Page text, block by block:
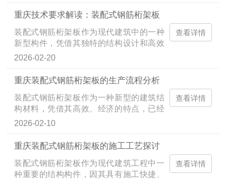
桁架板不仅具有较强的承载力和较好的抗
震性能，而且其施工便捷性和工期缩短的
特性也使其在众多建筑工程中获得广泛应
用。钢筋桁架板采用预制构件的形式，能
够在工厂完成...
重庆技术要求解读：装配式钢筋桁架板
装配式钢筋桁架板作为现代建筑中的一种
新型构件，凭借其独特的结构设计和高效
的施工方式，逐渐成为了行业发展的热
承载力和良好的施工便捷性，不仅大大减
少了现场施工的劳动强度，还能有效提高
建筑工程的施工速度。这种新型板材在满
足建筑物安全和稳定性的前提下，通过工
厂预制和现场快...
2026-02-20
查看详情
重庆装配式钢筋桁架板的生产流程分析
装配式钢筋桁架板作为一种新型的建筑结
构材料，凭借其高效、经济的特点，已经
在建筑行业中得到广泛应用。其主要优势
率，同时还具有较高的结构强度和耐久
性。随着技术的发展，装配式钢筋桁架板
的生产流程也不断优化，成为现代建筑的
重要组成部分。装配式钢筋桁架板的生产
2026-02-10
查看详情
重庆装配式钢筋桁架板的施工工艺探讨
装配式钢筋桁架板作为现代建筑工程中一
种重要的结构构件，因其具有施工快捷、
查看详情